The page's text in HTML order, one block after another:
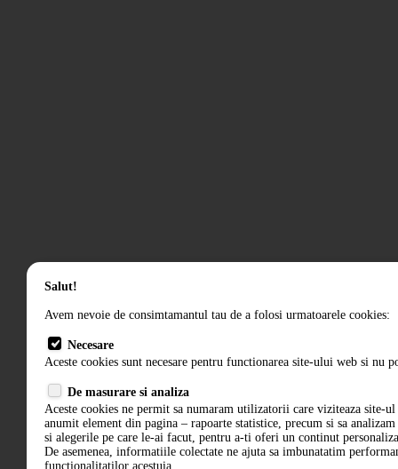
Salut!
Avem nevoie de consimtamantul tau de a folosi urmatoarele cookies:
Necesare
Aceste cookies sunt necesare pentru functionarea site-ului web si nu
De masurare si analiza
Aceste cookies ne permit sa numaram utilizatorii care viziteaza site-ul
anumit element din pagina – rapoarte statistice, precum si sa
si alegerile pe care le-ai facut, pentru a-ti oferi un continut
De asemenea, informatiile colectate ne ajuta sa imbunatatim
functionalitatilor acestuia.